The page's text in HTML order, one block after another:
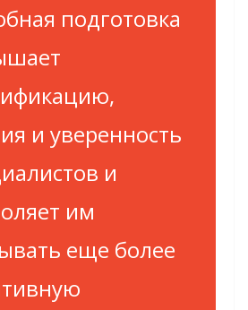
подготовка
и уверенность
и
им
еще более